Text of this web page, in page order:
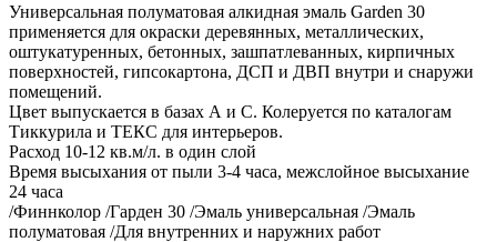
Универсальная полуматовая алкидная эмаль Garden 30
применяется для окраски деревянных, металлических,
оштукатуренных, бетонных, зашпатлеванных, кирпичных
поверхностей, гипсокартона, ДСП и ДВП внутри и снаружи
помещений.
Цвет выпускается в базах А и С. Колеруется по каталогам
Тиккурила и ТЕКС для интерьеров.
Расход 10-12 кв.м/л. в один слой
Время высыхания от пыли 3-4 часа, межслойное высыхание
24 часа
/Финнколор /Гарден 30 /Эмаль универсальная /Эмаль
полуматовая /Для внутренних и наружних работ